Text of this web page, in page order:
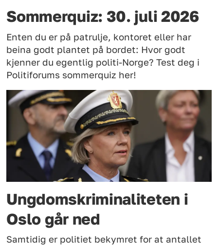
Sommerquiz: 30. juli 2026
Enten du er på patrulje, kontoret eller har
beina godt plantet på bordet: Hvor godt
kjenner du egentlig politi-Norge? Test deg i
Politiforums sommerquiz her!
Ungdomskriminaliteten i
Oslo går ned
Samtidig er politiet bekymret for at antallet